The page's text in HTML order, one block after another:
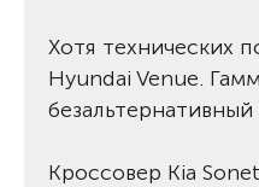
Хотя технических
Hyundai Venue.
Кроссовер Kia